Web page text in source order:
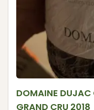
DOMAINE DUJAC
GRAND CRU 2018